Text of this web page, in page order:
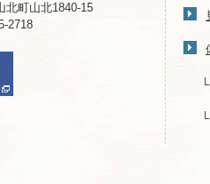
町山北1840-15
2718